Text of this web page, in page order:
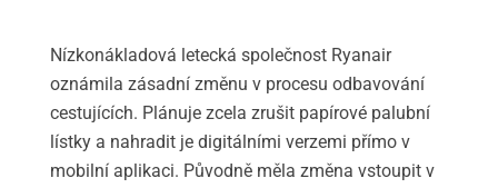
Nízkonákladová letecká společnost Ryanair
oznámila zásadní změnu v procesu odbavování
cestujících. Plánuje zcela zrušit papírové palubní
lístky a nahradit je digitálními verzemi přímo v
mobilní aplikaci. Původně měla změna vstoupit v